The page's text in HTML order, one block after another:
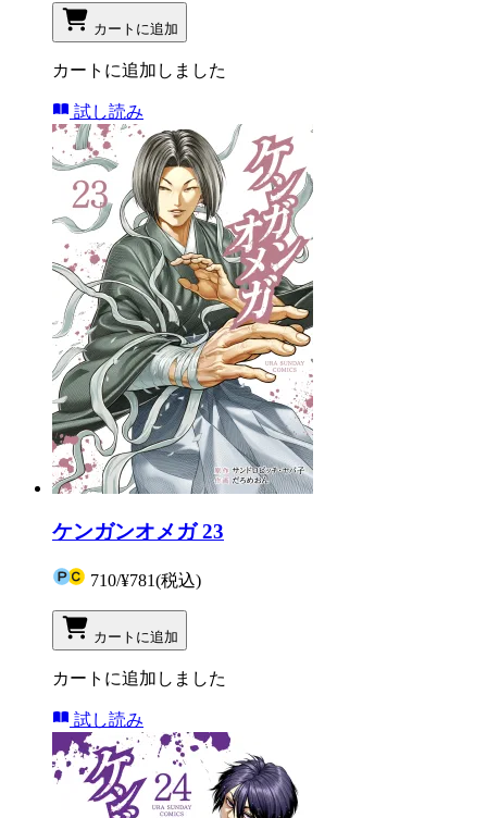
カートに追加
カートに追加しました
試し読み
ケンガンオメガ 23
710/¥781(税込)
カートに追加
カートに追加しました
試し読み